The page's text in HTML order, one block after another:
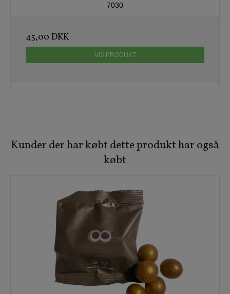
7030
45,00 DKK
VIS PRODUKT
Kunder der har købt dette produkt har også
købt